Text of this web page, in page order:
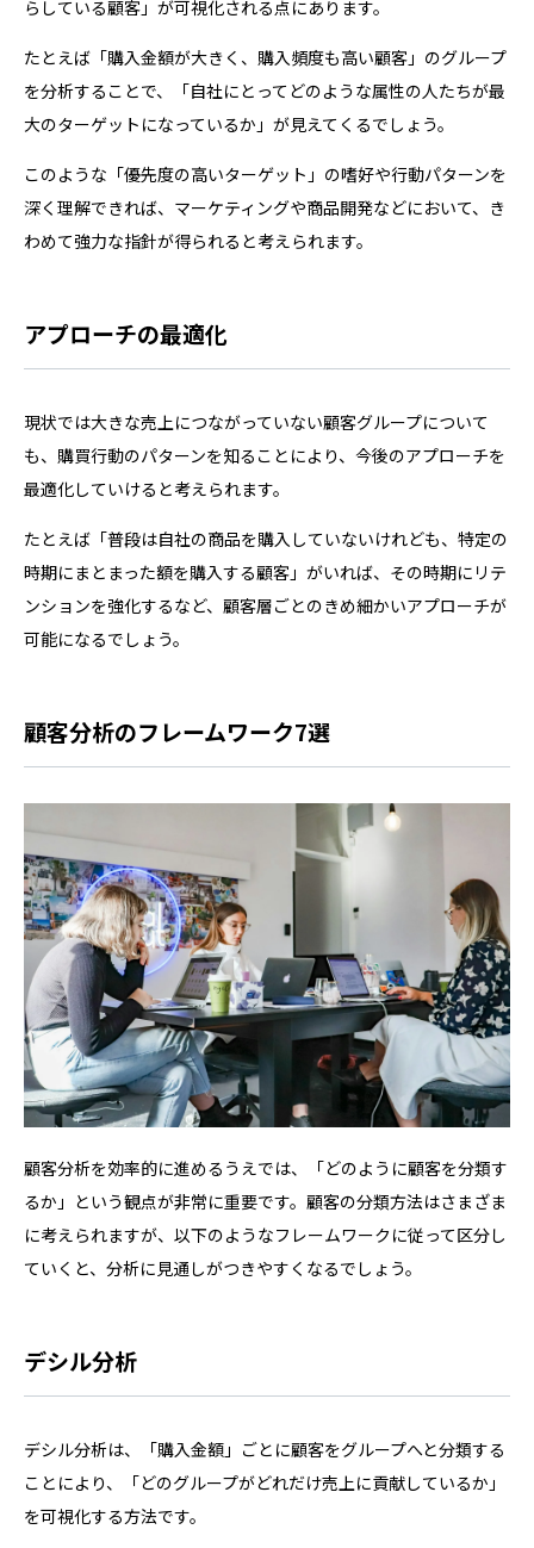
らしている顧客」が可視化される点にあります。
たとえば「購入金額が大きく、購入頻度も高い顧客」のグループ
を分析することで、「自社にとってどのような属性の人たちが最
大のターゲットになっているか」が見えてくるでしょう。
このような「優先度の高いターゲット」の嗜好や行動パターンを
深く理解できれば、マーケティングや商品開発などにおいて、き
わめて強力な指針が得られると考えられます。
アプローチの最適化
現状では大きな売上につながっていない顧客グループについて
も、購買行動のパターンを知ることにより、今後のアプローチを
最適化していけると考えられます。
たとえば「普段は自社の商品を購入していないけれども、特定の
時期にまとまった額を購入する顧客」がいれば、その時期にリテ
ンションを強化するなど、顧客層ごとのきめ細かいアプローチが
可能になるでしょう。
顧客分析のフレームワーク7選
顧客分析を効率的に進めるうえでは、「どのように顧客を分類す
るか」という観点が非常に重要です。顧客の分類方法はさまざま
に考えられますが、以下のようなフレームワークに従って区分し
ていくと、分析に見通しがつきやすくなるでしょう。
デシル分析
デシル分析は、「購入金額」ごとに顧客をグループへと分類する
ことにより、「どのグループがどれだけ売上に貢献しているか」
を可視化する方法です。